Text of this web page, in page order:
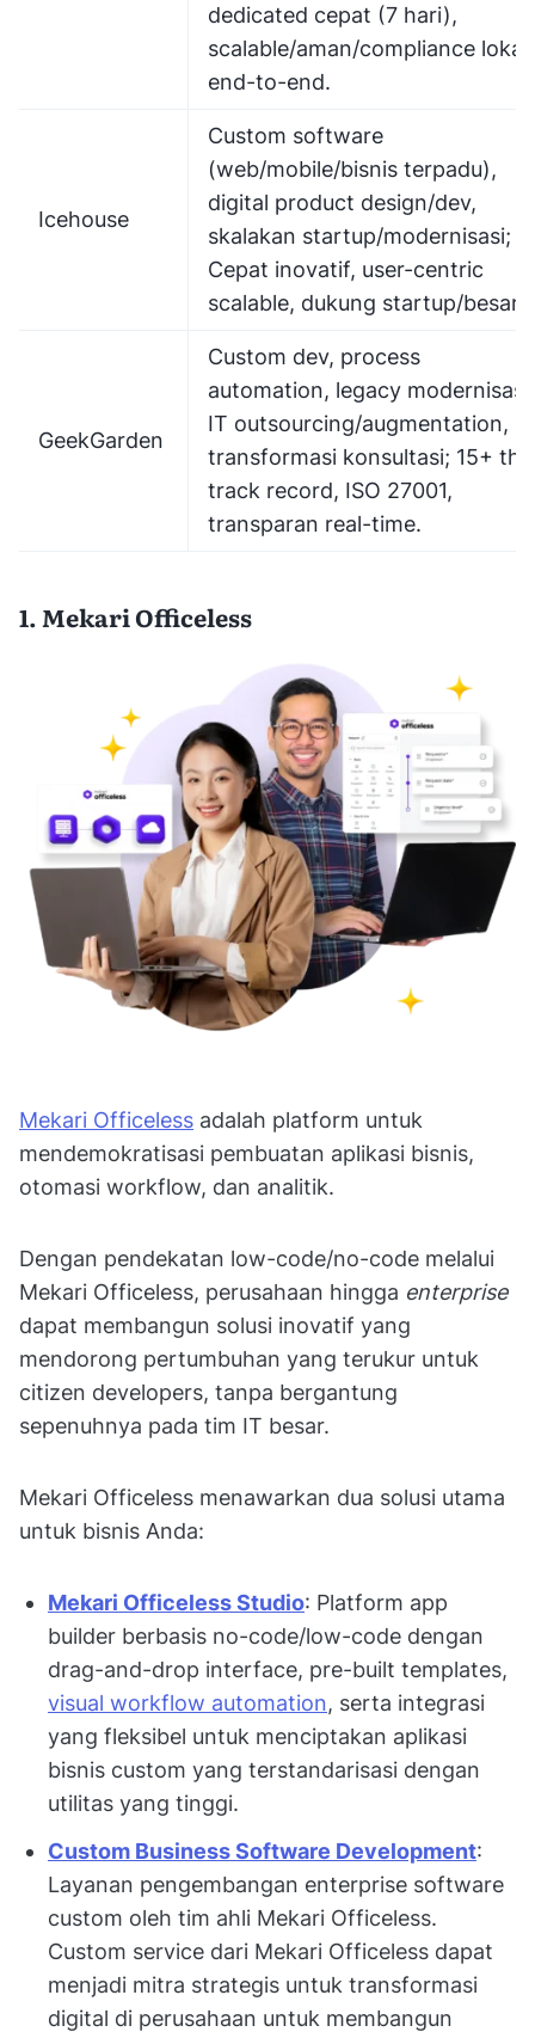
dedicated cepat (7 hari),
scalable/aman/compliance lokal,
end-to-end.
Icehouse
Custom software
(web/mobile/bisnis terpadu),
digital product design/dev,
skalakan startup/modernisasi;
Cepat inovatif, user-centric
scalable, dukung startup/besar.
GeekGarden
Custom dev, process
automation, legacy modernisasi,
IT outsourcing/augmentation,
transformasi konsultasi; 15+ thn
track record, ISO 27001,
transparan real-time.
1. Mekari Officeless
Mekari Officeless adalah platform untuk
mendemokratisasi pembuatan aplikasi bisnis,
otomasi workflow, dan analitik.
Dengan pendekatan low-code/no-code melalui
Mekari Officeless, perusahaan hingga enterprise
dapat membangun solusi inovatif yang
mendorong pertumbuhan yang terukur untuk
citizen developers, tanpa bergantung
sepenuhnya pada tim IT besar.
Mekari Officeless menawarkan dua solusi utama
untuk bisnis Anda:
Mekari Officeless Studio: Platform app
builder berbasis no-code/low-code dengan
drag-and-drop interface, pre-built templates,
visual workflow automation, serta integrasi
yang fleksibel untuk menciptakan aplikasi
bisnis custom yang terstandarisasi dengan
utilitas yang tinggi.
Custom Business Software Development:
Layanan pengembangan enterprise software
custom oleh tim ahli Mekari Officeless.
Custom service dari Mekari Officeless dapat
menjadi mitra strategis untuk transformasi
digital di perusahaan untuk membangun